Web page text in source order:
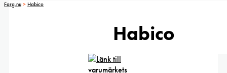
Farg.nu > Habico
Habico